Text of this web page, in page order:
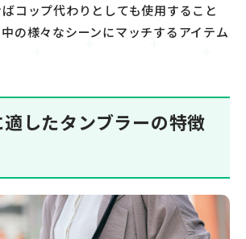
コップ代わりとしても使用すること
の様々なシーンにマッチするアイテム
したタンブラーの特徴